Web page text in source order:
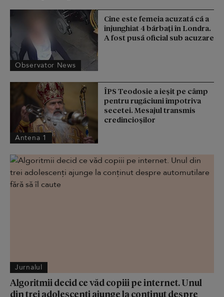
Observator News
Cine este femeia acuzată că a
înjunghiat 4 bărbați în Londra.
A fost pusă oficial sub acuzare
Antena 1
ÎPS Teodosie a ieșit pe câmp
pentru rugăciuni împotriva
secetei. Mesajul transmis
credincioșilor
Jurnalul
Algoritmii decid ce văd copiii pe internet. Unul
din trei adolescenți ajunge la conținut despre